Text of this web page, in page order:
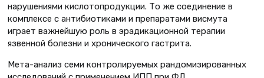
нарушениями кислотопродукции. То же соединение в
комплексе с антибиотиками и препаратами висмута
играет важнейшую роль в эрадикационной терапии
язвенной болезни и хронического гастрита.
Мета-анализ семи контролируемых рандомизированных